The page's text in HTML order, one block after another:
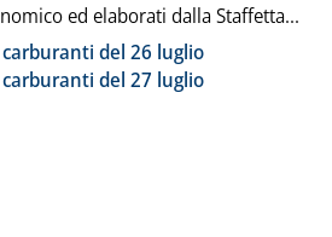
ed elaborati dalla Staffetta...
carburanti del 26 luglio
carburanti del 27 luglio